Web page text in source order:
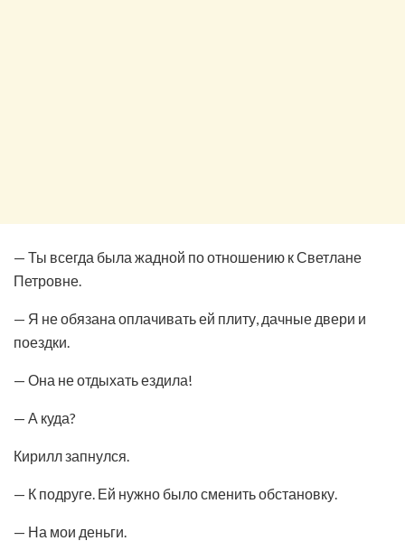
— Ты всегда была жадной по отношению к Светлане
Петровне.
— Я не обязана оплачивать ей плиту, дачные двери и
поездки.
— Она не отдыхать ездила!
— А куда?
Кирилл запнулся.
— К подруге. Ей нужно было сменить обстановку.
— На мои деньги.